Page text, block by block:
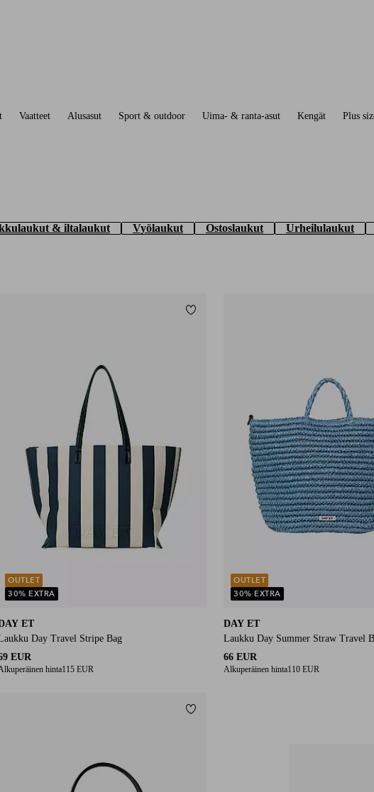
Vaatteet Alusasut Sport & outdoor Uima- & ranta-asut Kengät Plus
& iltalaukut Vyölaukut Ostoslaukut Urheilulaukut
ET
Day Travel Stripe Bag
EUR
hinta115 EUR
OUTLET
30% EXTRA
Lisää suosikkeihin
DAY ET
Laukku Day Summer Straw Travel
66 EUR
Alkuperäinen hinta110 EUR
OUTLET
30% EXTRA
Lisää suosikkeihin